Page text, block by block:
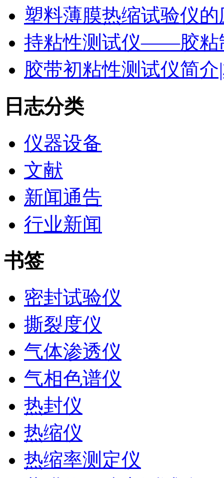
塑料薄膜热缩试验仪
持粘性测试仪——胶粘
胶带初粘性测试仪简
日志分类
仪器设备
文献
新闻通告
行业新闻
书签
密封试验仪
撕裂度仪
气体渗透仪
气相色谱仪
热封仪
热缩仪
热缩率测定仪